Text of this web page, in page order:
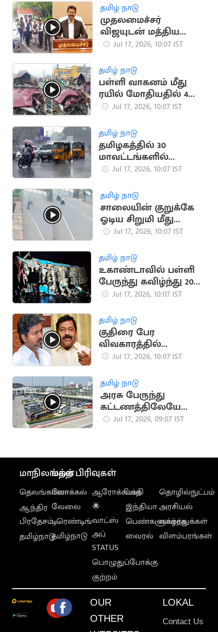
தமிழ் நாடு
முதலமைச்சர்
விஜயுடன் மத்திய
இணையமைச்சர்
சந்திப்பு
Jul 17, 2026, 10:07 IST
தமிழ் நாடு
பள்ளி வாகனம் மீது
ரயில் மோதியதில் 4
குழந்தைகள் பலி
Jul 17, 2026, 10:07 IST
தமிழ் நாடு
தமிழகத்தில் 30
மாவட்டங்களில்
மழைக்கு வாய்ப்பு
Jul 17, 2026, 10:07 IST
தமிழ் நாடு
சாலையின் குறுக்கே
ஓடிய சிறுமி மீது
மோதிய வாகனம்
Jul 17, 2026, 10:07 IST
தமிழ் நாடு
உகாண்டாவில் பள்ளி
பேருந்து கவிழ்ந்து 20
மாணவர்கள் பலி
Jul 17, 2026, 10:07 IST
தமிழ் நாடு
குதிரை பேர
விவகாரத்தில்
முதல்வர் விஜய்தான்
இன்பதுரை
Jul 17, 2026, 10:07 IST
தமிழ் நாடு
அரசு பேருந்து
கட்டணத்திலேயே
ஆம்னி பேருந்துகள்
Jul 17, 2026, 09:07 IST
மாநிலங்கள்
தெலங்கானா
ஆந்திர
பிரதேசம்
தமிழ்நாடு
மற்ற பிரிவுகள்
லோக்கல்
வேலை
டிரெண்டிங்
தமிழ்நாடு
ஆரோக்கியம்
🌟
வாட்ஸ்
அப்
STATUS
பொழுதுப்போக்கு
குற்றம்
பக்தி
இந்தியா
பெண்களுக்காக
வைரல்
தொழில்நுட்பம்
அரசியல்
வாழ்த்துக்கள்
விளம்பரங்கள்
OUR
OTHER
LOKAL
Contact Us